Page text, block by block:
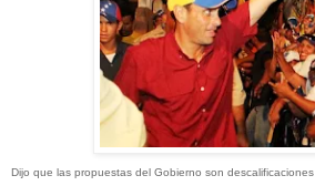
Dijo que las propuestas del Gobierno son descalificaciones